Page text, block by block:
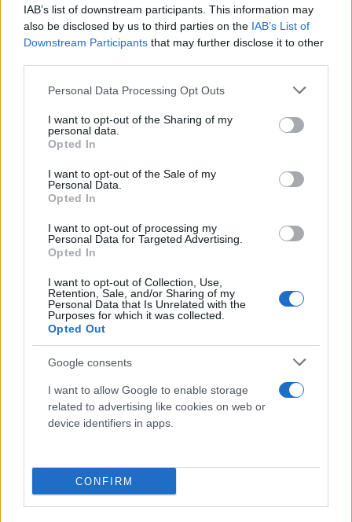
IAB’s list of downstream participants. This information may
also be disclosed by us to third parties on the IAB’s List of
Downstream Participants that may further disclose it to other
Please note that this website/app uses one or more Google
not limited to your visit or usage behaviour. You may click to
grant or deny consent to Google and its third-party tags to
use your data for below specified purposes in below Google
consent section.
Personal Data Processing Opt Outs
I want to opt-out of the Sharing of my
personal data.
Opted In
I want to opt-out of the Sale of my
Personal Data.
Opted In
I want to opt-out of processing my
Personal Data for Targeted Advertising.
Opted In
I want to opt-out of Collection, Use,
Retention, Sale, and/or Sharing of my
Personal Data that Is Unrelated with the
Purposes for which it was collected.
Opted Out
Google consents
I want to allow Google to enable storage
related to advertising like cookies on web or
device identifiers in apps.
CONFIRM